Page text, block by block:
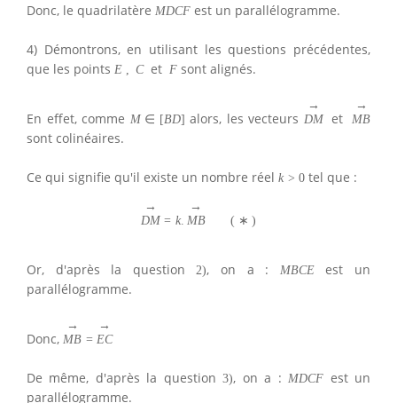
Donc, le quadrilatère MDCF est un parallélogramme.
4) Démontrons, en utilisant les questions précédentes,
que les points E C et Fsont alignés.
En effet, comme M ∈ [BD] alors, les vecteurs
→
DM et
→
MB
sont colinéaires.
Ce qui signifie qu'il existe un nombre réel k > 0 tel que :
→
DM = k.
→
MB ( ∗ )
Or, d'après la question 2), on a : MBCEest un
parallélogramme.
Donc,
→
MB =
→
EC
De même, d'après la question3), on a : MDCF est un
parallélogramme.